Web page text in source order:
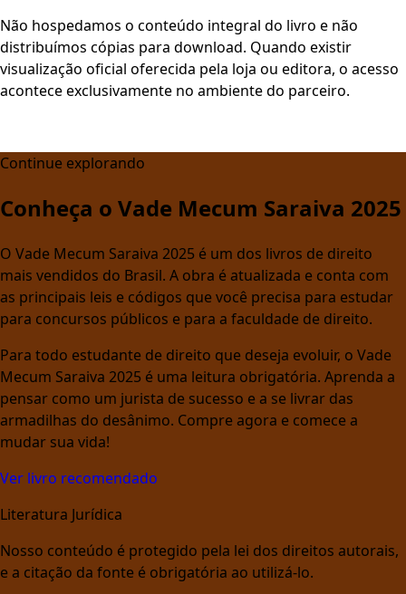
Não hospedamos o conteúdo integral do livro e não
distribuímos cópias para download. Quando existir
visualização oficial oferecida pela loja ou editora, o acesso
acontece exclusivamente no ambiente do parceiro.
Continue explorando
Conheça o Vade Mecum Saraiva 2025
O Vade Mecum Saraiva 2025 é um dos livros de direito
mais vendidos do Brasil. A obra é atualizada e conta com
as principais leis e códigos que você precisa para estudar
para concursos públicos e para a faculdade de direito.
Para todo estudante de direito que deseja evoluir, o Vade
Mecum Saraiva 2025 é uma leitura obrigatória. Aprenda a
pensar como um jurista de sucesso e a se livrar das
armadilhas do desânimo. Compre agora e comece a
mudar sua vida!
Ver livro recomendado
Literatura Jurídica
Nosso conteúdo é protegido pela lei dos direitos autorais,
e a citação da fonte é obrigatória ao utilizá-lo.